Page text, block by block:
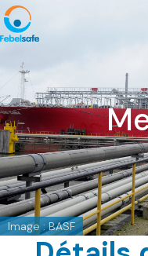
Image : BASF